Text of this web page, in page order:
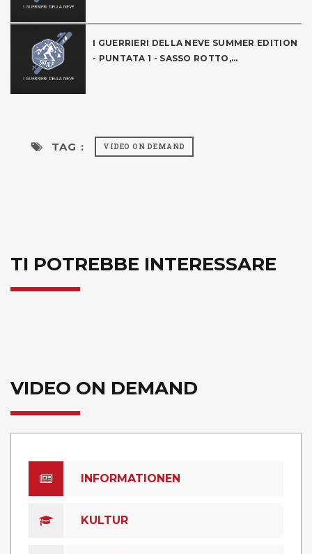
I GUERRIERI DELLA NEVE SUMMER EDITION
- PUNTATA 1 - SASSO ROTTO,...
TAG : VIDEO ON DEMAND
TI POTREBBE INTERESSARE
VIDEO ON DEMAND
INFORMATIONEN
KULTUR